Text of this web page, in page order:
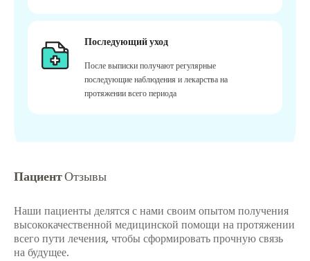
Последующий уход
После выписки получают регулярные
последующие наблюдения и лекарства на
протяжении всего периода
ПациентОтзывы
Наши пациенты делятся с нами своим опытом получения
высококачественной медицинской помощи на протяжении
всего пути лечения, чтобы сформировать прочную связь
на будущее.